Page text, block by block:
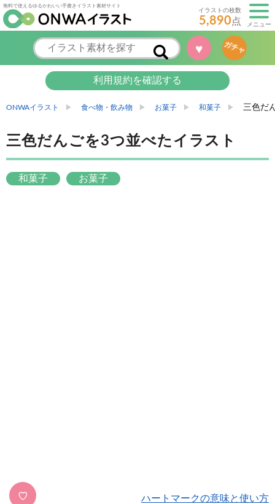
無料で使えるゆるかわいい手書きイラスト素材サイト
イラストの枚数
5,890点 メニュー
♥ ガチャ
利用規約を確認する
ONWAイラスト 食べ物・飲み物 お菓子 和菓子 三色だ
三色だんごを3つ並べたイラスト
和菓子 お菓子
♡ ハートマークの意味と使い方